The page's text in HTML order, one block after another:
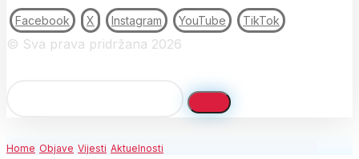
Facebook X Instagram YouTube TikTok
© Sva prava pridržana 2026
Home Objave Vijesti Aktuelnosti